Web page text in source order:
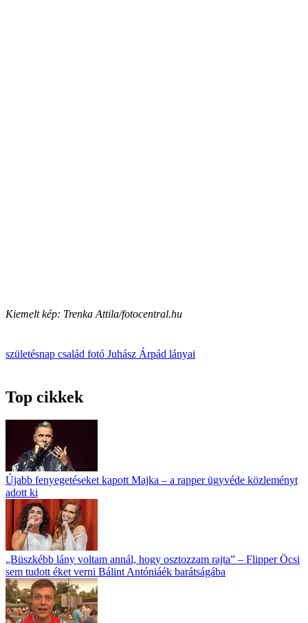
Kiemelt kép: Trenka Attila/fotocentral.hu
születésnap család fotó Juhász Árpád lányai
Top cikkek
Újabb fenyegetéseket kapott Majka – a rapper ügyvéde közleményt
adott ki
„Büszkébb lány voltam annál, hogy osztozzam rajta” – Flipper Öcsi
sem tudott éket verni Bálint Antóniáék barátságába